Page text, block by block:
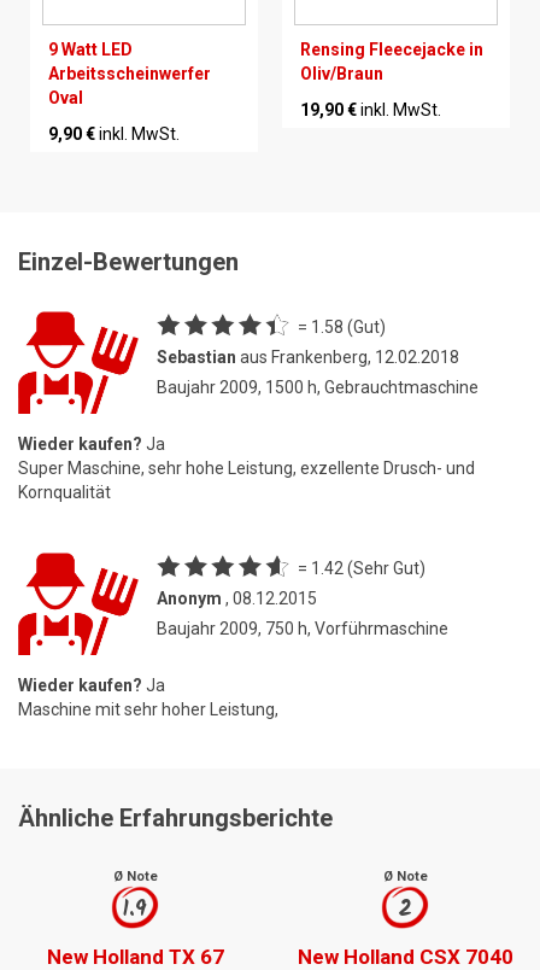
9 Watt LED
Arbeitsscheinwerfer
Oval
9,90 €inkl. MwSt.
Rensing Fleecejacke in
Oliv/Braun
19,90 €inkl. MwSt.
Einzel-Bewertungen
= 1.58 (Gut)
Sebastian aus Frankenberg, 12.02.2018
Baujahr 2009, 1500 h, Gebrauchtmaschine
Wieder kaufen? Ja
Super Maschine, sehr hohe Leistung, exzellente Drusch- und
Kornqualität
= 1.42 (Sehr Gut)
Anonym , 08.12.2015
Baujahr 2009, 750 h, Vorführmaschine
Wieder kaufen? Ja
Maschine mit sehr hoher Leistung,
Ähnliche Erfahrungsberichte
Ø Note
1.9
New Holland TX 67
Ø Note
2
New Holland CSX 7040